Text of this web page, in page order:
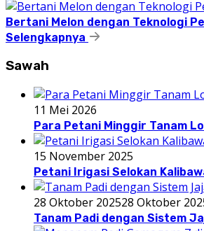
Bertani Melon dengan Teknologi
Selengkapnya
Sawah
11 Mei 2026
Para Petani Minggir Tanam
15 November 2025
Petani Irigasi Selokan
28 Oktober 202528 Oktober
Tanam Padi dengan Sistem